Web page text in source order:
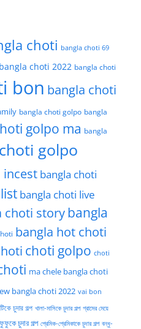
choti bangla choti 69
bangla choti 2022 bangla choti
bon bangla choti
bangla choti golpo bangla
golpo ma bangla
golpo
incest bangla choti
bangla choti live
choti storybangla
bangla hot choti
choti golpo choti
ma chele bangla choti
bangla choti 2022 vai bon
চুদার গল্প খালা-মাসিকে চুদার গল্প গ্রামের মেয়ে
চুদার গল্প প্রেমিক-প্রেমিকাকে চুদার গল্প বন্ধু-